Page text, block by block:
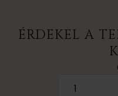
ÉRDEKEL A
1